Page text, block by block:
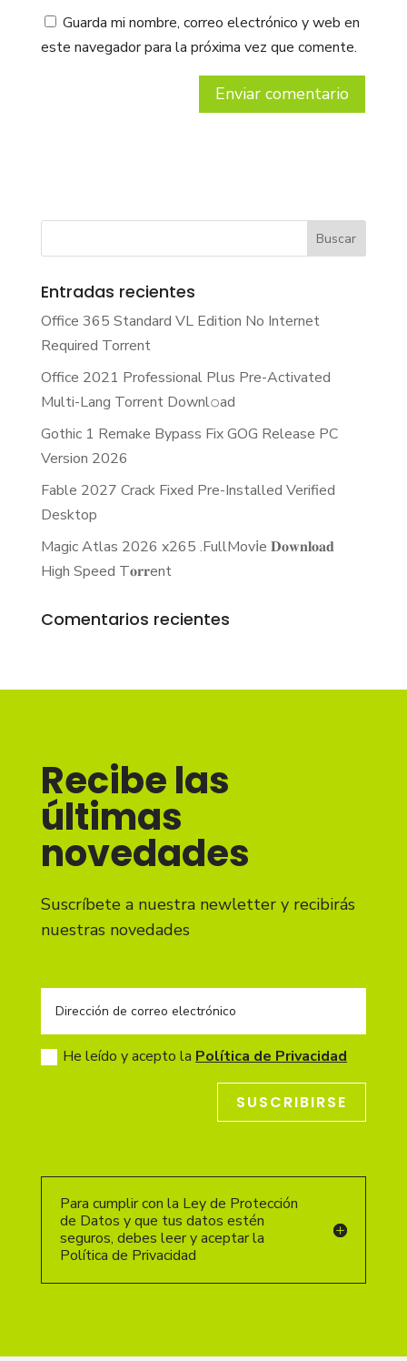
Guarda mi nombre, correo electrónico y web en
este navegador para la próxima vez que comente.
Entradas recientes
Office 365 Standard VL Edition No Internet
Required Torrent
Office 2021 Professional Plus Pre-Activated
Multi-Lang Torrent Downl𝚘аd
Gothic 1 Remake Bypass Fix GOG Release PC
Version 2026
Fable 2027 Crack Fixed Pre-Installed Verified
Desktop
Magic Atlas 2026 x265 .FullMov𝗂e 𝐃𝐨𝐰𝐧𝐥𝐨𝐚𝐝
High Speed T𝐨𝐫𝐫ent
Comentarios recientes
Recibe las
últimas
novedades
Suscríbete a nuestra newletter y recibirás
nuestras novedades
He leído y acepto la Política de Privacidad
SUSCRIBIRSE
Para cumplir con la Ley de Protección
de Datos y que tus datos estén
seguros, debes leer y aceptar la
Política de Privacidad